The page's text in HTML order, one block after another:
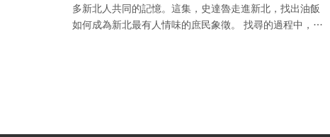
多新北人共同的記憶。這集，史達魯走進新北，找出油飯
如何成為新北最有人情味的庶民象徵。 找尋的過程中，想